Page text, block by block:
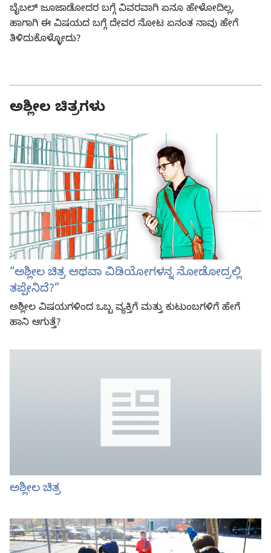
ಬೈಬಲ್‌ ಜೂಜಾಡೋದರ ಬಗ್ಗೆ ವಿವರವಾಗಿ ಏನೂ ಹೇಳೋದಿಲ್ಲ,
ಹಾಗಾಗಿ ಈ ವಿಷಯದ ಬಗ್ಗೆ ದೇವರ ನೋಟ ಏನಂತ ನಾವು ಹೇಗೆ
ತಿಳಿದುಕೊಳ್ಳೋದು?
ಅಶ್ಲೀಲ ಚಿತ್ರಗಳು
“ಅಶ್ಲೀಲ ಚಿತ್ರ ಅಥವಾ ವಿಡಿಯೋಗಳನ್ನ ನೋಡೋದ್ರಲ್ಲಿ
ತಪ್ಪೇನಿದೆ?”
ಅಶ್ಲೀಲ ವಿಷಯಗಳಿಂದ ಒಬ್ಬ ವ್ಯಕ್ತಿಗೆ ಮತ್ತು ಕುಟುಂಬಗಳಿಗೆ ಹೇಗೆ
ಹಾನಿ ಆಗುತ್ತೆ?
ಅಶ್ಲೀಲ ಚಿತ್ರ